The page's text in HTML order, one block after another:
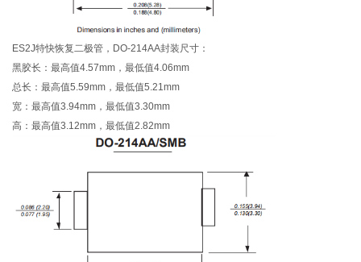
ES2J特快恢复二极管，DO-214AA封装尺寸：
黑胶长：最高值4.57mm，最低值4.06mm
总长：最高值5.59mm，最低值5.21mm
宽：最高值3.94mm，最低值3.30mm
高：最高值3.12mm，最低值2.82mm